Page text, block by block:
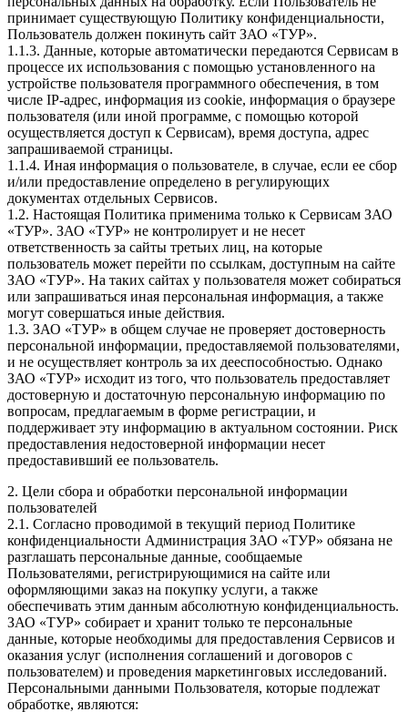
принимает существующую Политику конфиденциальности,
Пользователь должен покинуть сайт ЗАО «ТУР».
1.1.3. Данные, которые автоматически передаются Сервисам в
процессе их использования с помощью установленного на
устройстве пользователя программного обеспечения, в том
числе IP-адрес, информация из cookie, информация о браузере
пользователя (или иной программе, с помощью которой
осуществляется доступ к Сервисам), время доступа, адрес
запрашиваемой страницы.
1.1.4. Иная информация о пользователе, в случае, если ее сбор
и/или предоставление определено в регулирующих
документах отдельных Сервисов.
1.2. Настоящая Политика применима только к Сервисам ЗАО
«ТУР». ЗАО «ТУР» не контролирует и не несет
ответственность за сайты третьих лиц, на которые
пользователь может перейти по ссылкам, доступным на сайте
ЗАО «ТУР». На таких сайтах у пользователя может собираться
или запрашиваться иная персональная информация, а также
могут совершаться иные действия.
1.3. ЗАО «ТУР» в общем случае не проверяет достоверность
персональной информации, предоставляемой пользователями,
и не осуществляет контроль за их дееспособностью. Однако
ЗАО «ТУР» исходит из того, что пользователь предоставляет
достоверную и достаточную персональную информацию по
вопросам, предлагаемым в форме регистрации, и
поддерживает эту информацию в актуальном состоянии. Риск
предоставления недостоверной информации несет
предоставивший ее пользователь.
2. Цели сбора и обработки персональной информации
пользователей
2.1. Согласно проводимой в текущий период Политике
конфиденциальности Администрация ЗАО «ТУР» обязана не
разглашать персональные данные, сообщаемые
Пользователями, регистрирующимися на сайте или
оформляющими заказ на покупку услуги, а также
обеспечивать этим данным абсолютную конфиденциальность.
ЗАО «ТУР» собирает и хранит только те персональные
данные, которые необходимы для предоставления Сервисов и
оказания услуг (исполнения соглашений и договоров с
пользователем) и проведения маркетинговых исследований.
Персональными данными Пользователя, которые подлежат
обработке, являются: